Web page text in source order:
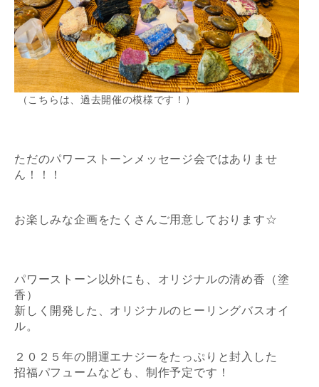
（こちらは、過去開催の模様です！）
ただのパワーストーンメッセージ会ではありませ
ん！！！
お楽しみな企画をたくさんご用意しております☆
パワーストーン以外にも、 オリジナルの清め香（塗
香）
新しく開発した、 オリジナルのヒーリングバスオイ
ル。
２０２５年の開運エナジーをたっぷりと封入した
招福パフューム なども、制作予定です！